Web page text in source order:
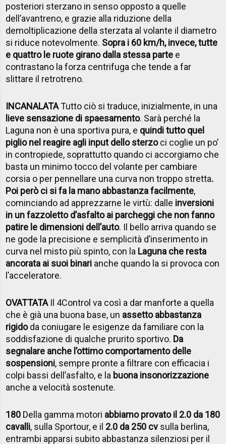
posteriori sterzano in senso opposto a quelle
dell’avantreno, e grazie alla riduzione della
demoltiplicazione della sterzata al volante il diametro
si riduce notevolmente. Sopra i 60 km/h, invece, tutte
e quattro le ruote girano dalla stessa parte e
contrastano la forza centrifuga che tende a far
slittare il retrotreno.
INCANALATATutto ciò si traduce, inizialmente, in una
lieve sensazione di spaesamento. Sarà perché la
Laguna non è una sportiva pura, e quindi tutto quel
piglio nel reagire agli input dello sterzoci coglie un po’
in contropiede, soprattutto quando ci accorgiamo che
basta un minimo tocco del volante per cambiare
corsia o per pennellare una curva non troppo stretta.
Poi però ci si fa la mano abbastanza facilmente,
cominciando ad apprezzarne le virtù: dalle inversioni
in un fazzoletto d’asfalto ai parcheggi che non fanno
patire le dimensioni dell’auto. Il bello arriva quando se
ne gode la precisione e semplicità d’inserimento in
curva nel misto più spinto, con la Laguna che resta
ancorata ai suoi binari anche quando la si provoca con
l’acceleratore.
OVATTATAIl 4Control va così a dar manforte a quella
che è già una buona base, un assetto abbastanza
rigidoda coniugare le esigenze da familiare con la
soddisfazione di qualche prurito sportivo. Da
segnalare anche l’ottimo comportamento delle
sospensioni, sempre pronte a filtrare con efficacia i
colpi bassi dell’asfalto, e la buona insonorizzazione
anche a velocità sostenute.
180 Della gamma motori abbiamo provato il 2.0 da 180
cavalli, sulla Sportour, e il 2.0 da 250 cvsulla berlina,
entrambi apparsi subito abbastanza silenziosi per il